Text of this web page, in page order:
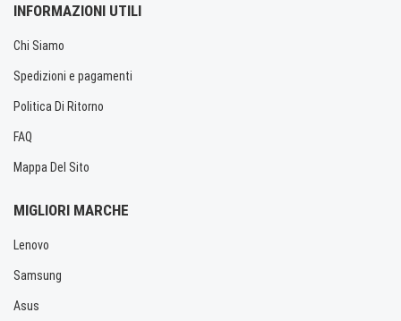
INFORMAZIONI UTILI
Chi Siamo
Spedizioni e pagamenti
Politica Di Ritorno
FAQ
Mappa Del Sito
MIGLIORI MARCHE
Lenovo
Samsung
Asus